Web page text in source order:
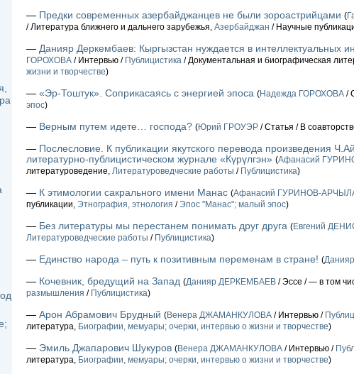
— Предки современных азербайджанцев не были зороастрийцами (
/ Литература ближнего и дальнего зарубежья, Азербайджан / Научные
— Данияр Деркембаев: Кыргызстан нуждается в интеллектуальных
ГОРОХОВА / Интервью / Публицистика / Документальная и биографическая
жизни и творчестве)
— «Эр-Тоштук». Соприкасаясь с энергией эпоса (Надежда ГОРОХОВА /
эпос)
— Верным путем идете… господа? (Юрий ГРОУЭР / Статья / В
— Послесловие. К публикации якутского перевода произведения
литературно-публицистическом журнале «Күрүлгэн» (Афанасий
литературоведение, Литературоведческие работы / Публицистика)
— К этимологии сакрального имени Манас (Афанасий ГУРИНОВ-
публикации, Этнография, этнология / Эпос "Манас"; малый эпос)
— Без литературы мы перестанем понимать друг друга (Евгений
Литературоведческие работы / Публицистика)
— Единство народа – путь к позитивным переменам в стране! (
— Кочевник, бредущий на Запад (Данияр ДЕРКЕМБАЕВ / Эссе / — в том
размышления / Публицистика)
— Арон Абрамович Брудный (Венера ДЖАМАНКУЛОВА / Интервью /
литература, Биографии, мемуары; очерки, интервью о жизни и творчестве)
— Эмиль Джапарович Шукуров (Венера ДЖАМАНКУЛОВА / Интервью /
литература, Биографии, мемуары; очерки, интервью о жизни и творчестве)